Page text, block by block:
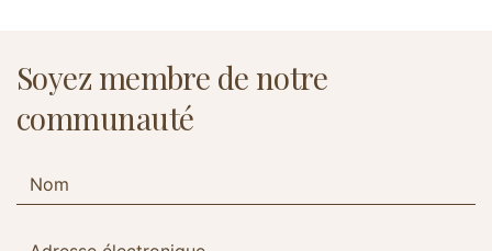
Soyez membre de notre
communauté